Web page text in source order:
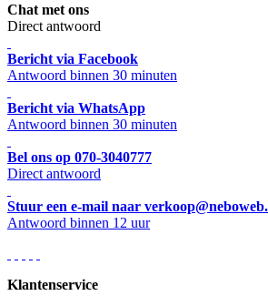
Chat met ons
Direct antwoord
Bericht via Facebook
Antwoord binnen 30 minuten
Bericht via WhatsApp
Antwoord binnen 30 minuten
Bel ons op 070-3040777
Direct antwoord
Stuur een e-mail naar
Antwoord binnen 12 uur
Klantenservice